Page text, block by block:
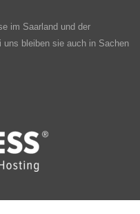
im Saarland und der
uns bleiben sie auch in Sachen